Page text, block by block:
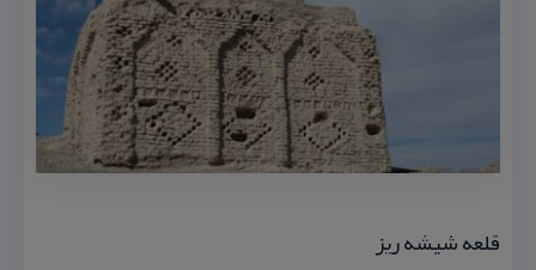
قلعه شیشه ریز